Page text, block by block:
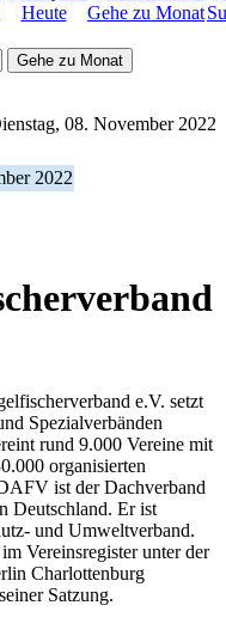
Heute Gehe zu Monat
Gehe zu Monat
08. November 2022
2022
e.V. setzt
Spezialverbänden
rund 9.000 Vereine mit
organisierten
ist der Dachverband
Deutschland. Er ist
und Umweltverband.
Vereinsregister unter der
Charlottenburg
Satzung.